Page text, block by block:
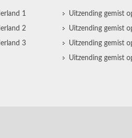
1
2
3
Uitzending gemist
Uitzending gemist
Uitzending gemist
Uitzending gemist